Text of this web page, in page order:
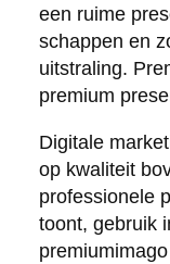
een ruime
schappen en
uitstraling.
premium
Digitale
op kwaliteit
professionele
toont, gebruik